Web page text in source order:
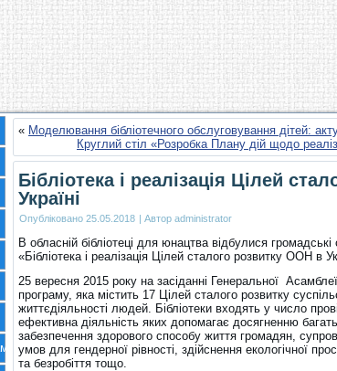
України
« Моделювання бібліотечного обслуговування дітей:
Круглий стіл «Розробка Плану дій щодо
Бібліотека і реалізація Цілей
Україні
Опубліковано 25.05.2018 | Автор administrator
В обласній бібліотеці для юнацтва відбулися
«Бібліотека і реалізація Цілей сталого розвитку ООН в
25 вересня 2015 року на засіданні Генеральної
програму, яка містить 17 Цілей сталого розвитку
життєдіяльності людей. Бібліотеки входять у число
ефективна діяльність яких допомагає досягненню
забезпечення здорового способу життя громадян,
умов для гендерної рівності, здійснення екологічної
та безробіття тощо.